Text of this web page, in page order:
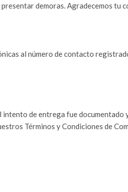
demoras. Agradecemos tu
al número de contacto
intento de entrega fue
Términos y Condiciones de